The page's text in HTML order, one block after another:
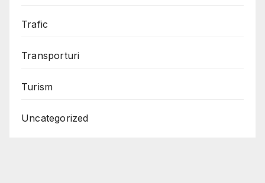
Trafic
Transporturi
Turism
Uncategorized